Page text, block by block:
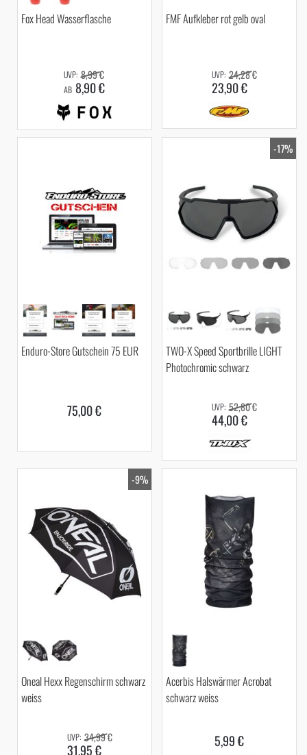
Fox Head Wasserflasche
AB 8,90 €
8,99 €
FMF Aufkleber rot gelb oval
23,90 €
24,28 €
Enduro-Store Gutschein 75 EUR
75,00 €
-17%
TWO-X Speed Sportbrille LIGHT
Photochromic schwarz
44,00 €
52,80 €
-9%
Oneal Hexx Regenschirm schwarz
weiss
31,95 €
34,99 €
Acerbis Halswärmer Acrobat
schwarz weiss
5,99 €